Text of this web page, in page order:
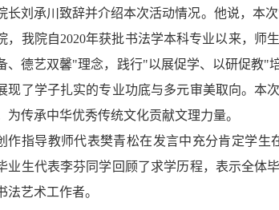
长刘承川致辞并介绍本次活动情况。他说， 本次
，我院自2020年获批书法学本科专业以来，师
、德艺双馨"理念，践行"以展促学、以研促教"
现了学子扎实的专业功底与多元审美取向。本
为传承中华优秀传统文化贡献文理力量。
作指导教师代表樊青松在发言中充分肯定学
业生代表李芬同学回顾了求学历程，表示全体
法艺术工作者。